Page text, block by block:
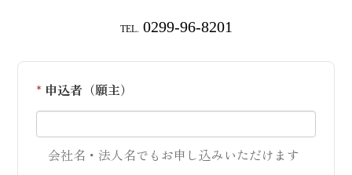
TEL. 0299-96-8201
* 申込者（願主）
会社名・法人名でもお申し込みいただけます